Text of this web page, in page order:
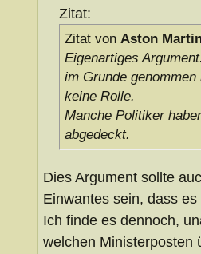
Zitat:
Zitat von Aston
Eigenartiges
im Grunde
keine Rolle.
Manche Politiker
abgedeckt.
Dies Argument sollte
Einwantes sein, dass
Ich finde es dennoch,
welchen Ministerposten